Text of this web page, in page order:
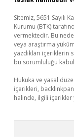
Sitemiz, 5651 Sayılı
Kurumu (BTK)
vermektedir. Bu
veya araştırma
yazdıkları içeriklerin
bu sorumluluğu
Hukuka ve yasal
içerikleri,
halinde, ilgili içerikler